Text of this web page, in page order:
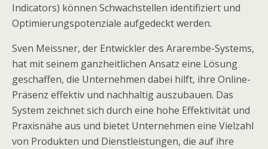
Indicators) können Schwachstellen identifiziert und
Optimierungspotenziale aufgedeckt werden.
Sven Meissner, der Entwickler des Ararembe-Systems,
hat mit seinem ganzheitlichen Ansatz eine Lösung
geschaffen, die Unternehmen dabei hilft, ihre Online-
Präsenz effektiv und nachhaltig auszubauen. Das
System zeichnet sich durch eine hohe Effektivität und
Praxisnähe aus und bietet Unternehmen eine Vielzahl
von Produkten und Dienstleistungen, die auf ihre